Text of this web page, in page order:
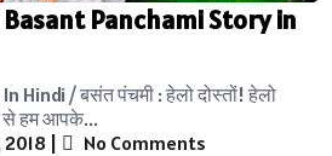
Panchami Story in
Hindi / बसंत पंचमी : हेलो दोस्तों! हेलो
से हम आपके...
2018 | No Comments